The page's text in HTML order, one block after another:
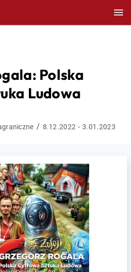
Polska
Ludowa
/ 8.12.2022 - 3.01.2023